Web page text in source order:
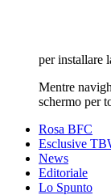
per installare
Mentre
schermo per
Rosa BFC
Esclusive
News
Editoriale
Lo Spunto